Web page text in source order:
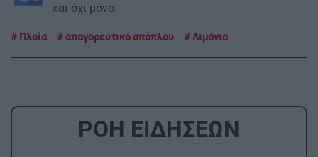
και όχι μόνο.
Πλοία απαγορευτικό απόπλου Λιμάνια
ΡΟΗ ΕΙΔΗΣΕΩΝ